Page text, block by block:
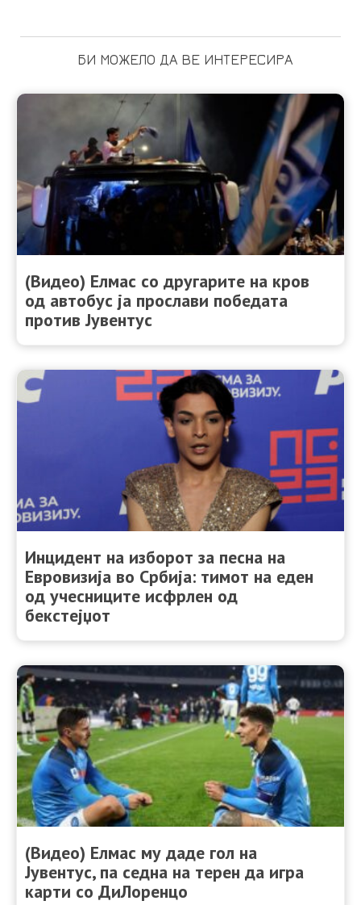
БИ МОЖЕЛО ДА ВЕ ИНТЕРЕСИРА
(Видео) Елмас со другарите на кров
од автобус ја прослави победата
против Јувентус
Инцидент на изборот за песна на
Евровизија во Србија: тимот на еден
од учесниците исфрлен од
бекстејџот
(Видео) Елмас му даде гол на
Јувентус, па седна на терен да игра
карти со ДиЛоренцo